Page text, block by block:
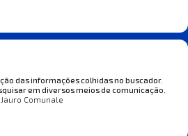
das informações colhidas no buscador.
em diversos meios de comunicação.
Jauro Comunale